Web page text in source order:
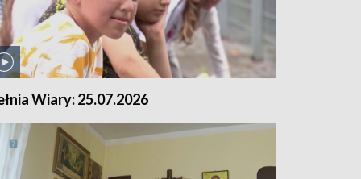
Wiary: 25.07.2026